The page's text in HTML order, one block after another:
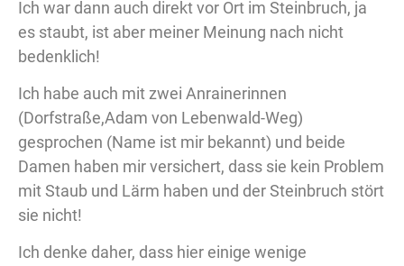
Ich war dann auch direkt vor Ort im Steinbruch, ja
es staubt, ist aber meiner Meinung nach nicht
bedenklich!
Ich habe auch mit zwei Anrainerinnen
(Dorfstraße,Adam von Lebenwald-Weg)
gesprochen (Name ist mir bekannt) und beide
Damen haben mir versichert, dass sie kein Problem
mit Staub und Lärm haben und der Steinbruch stört
sie nicht!
Ich denke daher, dass hier einige wenige